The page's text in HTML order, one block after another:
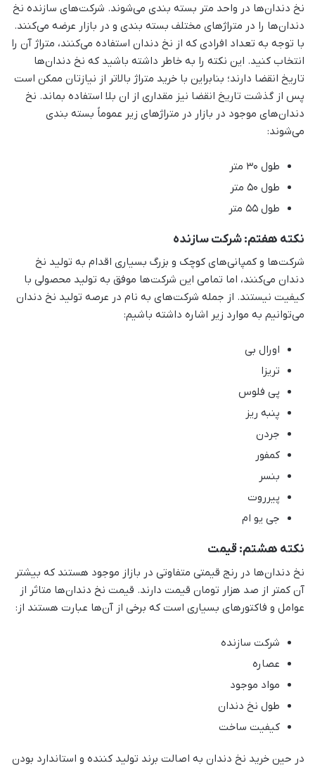
نخ دندان‌ها در واحد متر بسته بندی می‌شوند. شرکت‌های سازنده نخ
دندان‌ها را در متراژهای مختلف بسته بندی و در بازار عرضه می‌کنند.
با توجه به تعداد افرادی که از نخ دندان استفاده می‌کنند، متراژ آن را
انتخاب کنید. این نکته را به خاطر داشته باشید که نخ دندان‌ها
تاریخ انقضا دارند؛ بنابراین با خرید متراژ بالاتر از نیازتان ممکن است
پس از گذشت تاریخ انقضا نیز مقداری از ان بلا استفاده بماند. نخ
دندان‌های موجود در بازار در متراژهای زیر عموماً بسته بندی
می‌شوند:
طول 30 متر
طول 50 متر
طول 55 متر
نکته هفتم: شرکت سازنده
شرکت‌ها و کمپانی‌های کوچک و بزرگ بسیاری اقدام به تولید نخ
دندان می‌کنند، اما تمامی این شرکت‌ها موفق به تولید محصولی با
کیفیت نیستند. از جمله شرکت‌های به نام در عرصه تولید نخ دندان
می‌توانیم به موارد زیر اشاره داشته باشیم:
اورال بی
تریزا
پی فلوس
پنبه ریز
جردن
کمفور
بنسر
پیرروت
جی یو ام
نکته هشتم: قیمت
نخ دندان‌ها در رنج قیمتی متفاوتی در بازاز موجود هستند که بیشتر
آن کمتر از صد هزار تومان قیمت دارند. قیمت نخ دندان‌ها متاثر از
عوامل و فاکتورهای بسیاری است که برخی از آن‌ها عبارت هستند از:
شرکت سازنده
عصاره
مواد موجود
طول نخ دندان
کیفیت ساخت
در حین خرید نخ دندان به اصالت برند تولید کننده و استاندارد بودن